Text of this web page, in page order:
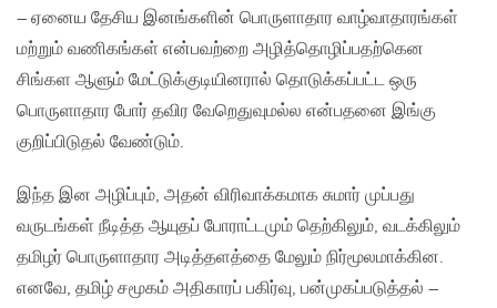
– ஏனைய தேசிய இனங்களின் பொருளாதார வாழ்வாதாரங்கள்
மற்றும் வணிகங்கள் என்பவற்றை அழித்தொழிப்பதற்கென
சிங்கள ஆளும் மேட்டுக்குடியினரால் தொடுக்கப்பட்ட ஒரு
பொருளாதார போர் தவிர வேறெதுவுமல்ல என்பதனை இங்கு
குறிப்பிடுதல் வேண்டும்.
இந்த இன அழிப்பும், அதன் விரிவாக்கமாக சுமார் முப்பது
வருடங்கள் நீடித்த ஆயுதப் போராட்டமும் தெற்கிலும், வடக்கிலும்
தமிழர் பொருளாதார அடித்தளத்தை மேலும் நிர்மூலமாக்கின.
எனவே, தமிழ் சமூகம் அதிகாரப் பகிர்வு, பன்முகப்படுத்தல் –